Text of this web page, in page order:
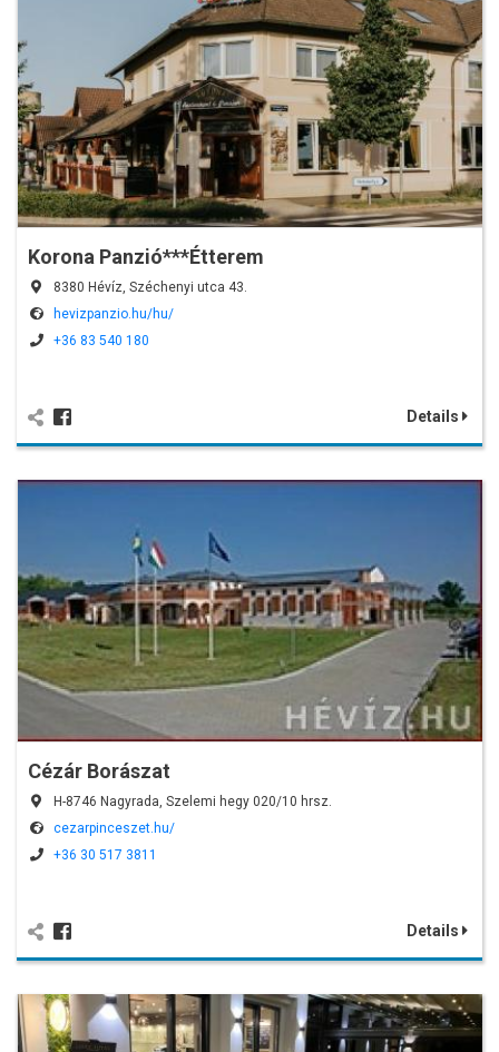
Korona Panzió***Étterem
8380 Hévíz, Széchenyi utca 43.
hevizpanzio.hu/hu/
+36 83 540 180
Details
Cézár Borászat
H-8746 Nagyrada, Szelemi hegy 020/10 hrsz.
cezarpinceszet.hu/
+36 30 517 3811
Details